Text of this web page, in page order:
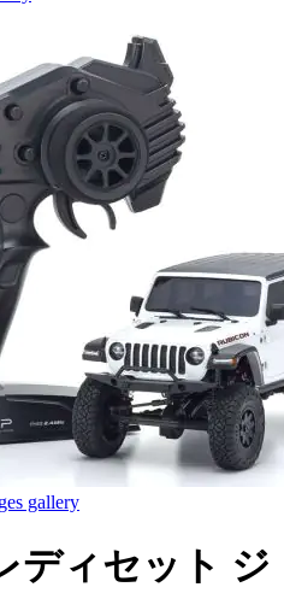
gallery
ディセット ジ